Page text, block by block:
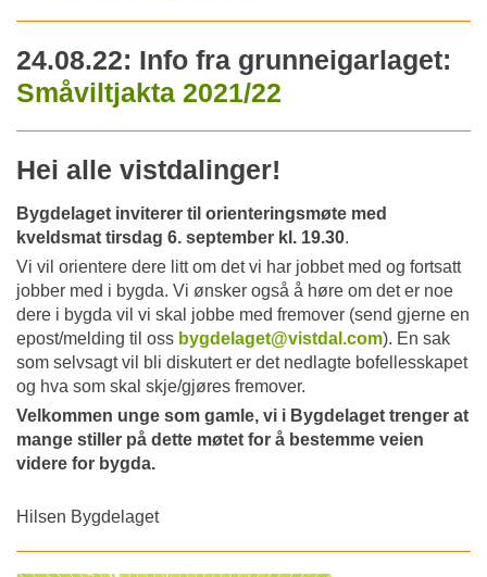
24.08.22: Info fra grunneigarlaget:
Småviltjakta 2021/22
Hei alle vistdalinger!
Bygdelaget inviterer til orienteringsmøte med
kveldsmat tirsdag 6. september kl. 19.30.
Vi vil orientere dere litt om det vi har jobbet med og fortsatt
jobber med i bygda. Vi ønsker også å høre om det er noe
dere i bygda vil vi skal jobbe med fremover (send gjerne en
epost/melding til oss bygdelaget@vistdal.com). En sak
som selvsagt vil bli diskutert er det nedlagte bofellesskapet
og hva som skal skje/gjøres fremover.
Velkommen unge som gamle, vi i Bygdelaget trenger at
mange stiller på dette møtet for å bestemme veien
videre for bygda.
Hilsen Bygdelaget